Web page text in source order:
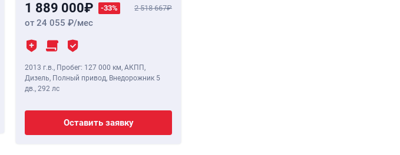
1 889 000 -33% 2 518 667
от 24 055 /мес
2013 г.в., Пробег: 127 000 км, АКПП,
Дизель, Полный привод, Внедорожник 5
дв., 292 лс
Оставить заявку